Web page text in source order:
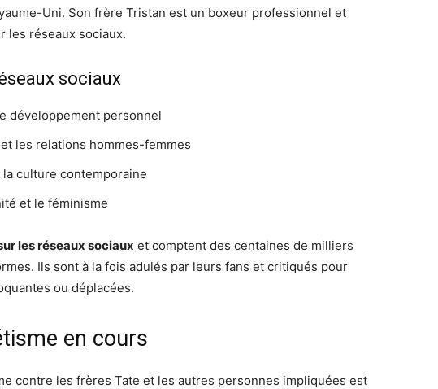
Uni. Son frère Tristan est un boxeur professionnel et
les réseaux sociaux.
sociaux
développement personnel
les relations hommes-femmes
culture contemporaine
et le féminisme
les réseaux sociaux et comptent des centaines de milliers
Ils sont à la fois adulés par leurs fans et critiqués pour
ou déplacées.
en cours
contre les frères Tate et les autres personnes impliquées est